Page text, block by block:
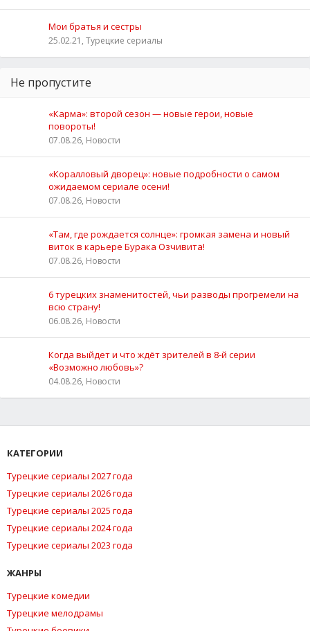
Мои братья и сестры
25.02.21, Турецкие сериалы
Не пропустите
«Карма»: второй сезон — новые герои, новые
повороты!
07.08.26, Новости
«Коралловый дворец»: новые подробности о самом
ожидаемом сериале осени!
07.08.26, Новости
«Там, где рождается солнце»: громкая замена и новый
виток в карьере Бурака Озчивита!
07.08.26, Новости
6 турецких знаменитостей, чьи разводы прогремели на
всю страну!
06.08.26, Новости
Когда выйдет и что ждёт зрителей в 8-й серии
«Возможно любовь»?
04.08.26, Новости
КАТЕГОРИИ
Турецкие сериалы 2027 года
Турецкие сериалы 2026 года
Турецкие сериалы 2025 года
Турецкие сериалы 2024 года
Турецкие сериалы 2023 года
ЖАНРЫ
Турецкие комедии
Турецкие мелодрамы